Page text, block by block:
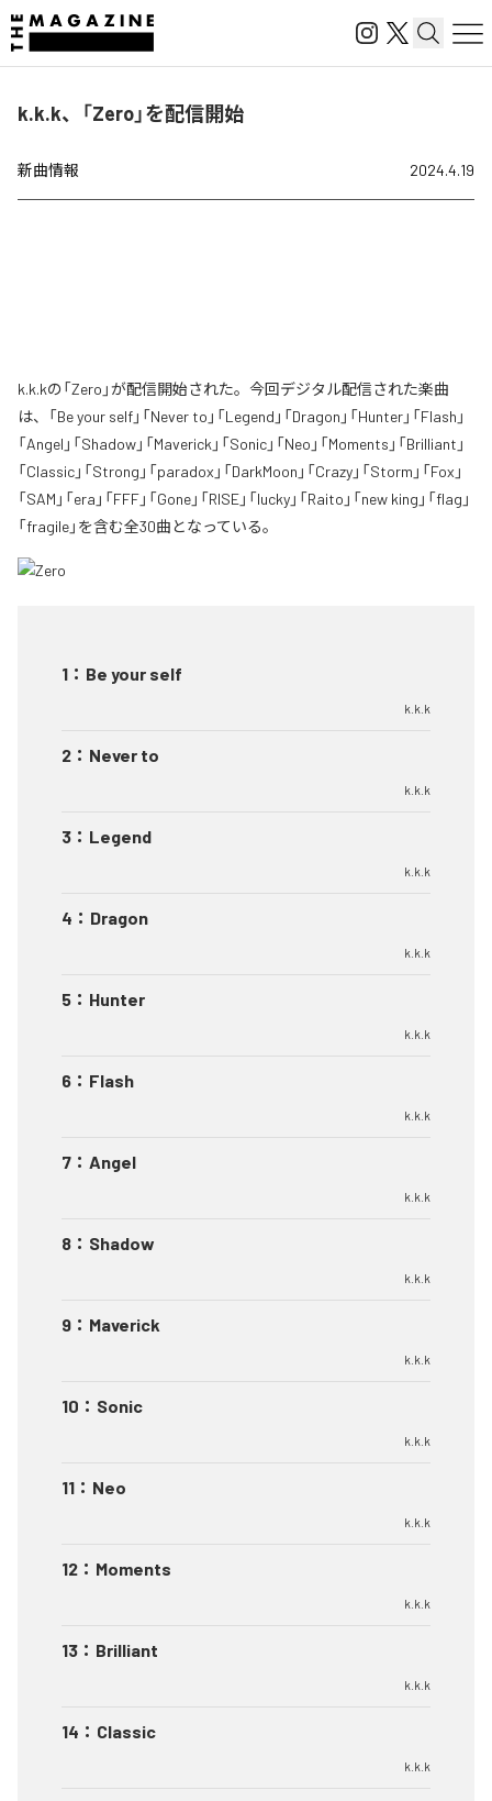
k.k.k、「Zero」を配信開始
新曲情報 2024.4.19
k.k.kの「Zero」が配信開始された。今回デジタル配信された楽曲
は、「Be your self」「Never to」「Legend」「Dragon」「Hunter」「Flash」
「Angel」「Shadow」「Maverick」「Sonic」「Neo」「Moments」「Brilliant」
「Classic」「Strong」「paradox」「DarkMoon」「Crazy」「Storm」「Fox」
「SAM」「era」「FFF」「Gone」「RISE」「lucky」「Raito」「new king」「flag」
「fragile」を含む全30曲となっている。
1 ： Be your self
k.k.k
2 ： Never to
k.k.k
3 ： Legend
k.k.k
4 ： Dragon
k.k.k
5 ： Hunter
k.k.k
6 ： Flash
k.k.k
7 ： Angel
k.k.k
8 ： Shadow
k.k.k
9 ： Maverick
k.k.k
10 ： Sonic
k.k.k
11 ： Neo
k.k.k
12 ： Moments
k.k.k
13 ： Brilliant
k.k.k
14 ： Classic
k.k.k